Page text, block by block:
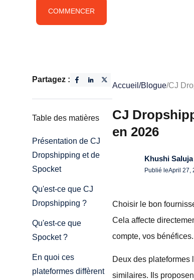
COMMENCER
Partagez :
Table des matières
Présentation de CJ
Dropshipping et de
Spocket
Qu'est-ce que CJ
Dropshipping ?
Qu'est-ce que
Spocket ?
En quoi ces
plateformes diffèrent
Accueil /Blogue/CJ
CJ
en 2026
Khushi Saluja
Publié leApril 27,
Choisir le bon
Cela affecte
compte, vos bénéfices.
Deux des
similaires. Ils